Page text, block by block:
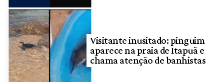
Visitante inusitado: pinguim
aparece na praia de Itapuã e
chama atenção de banhistas